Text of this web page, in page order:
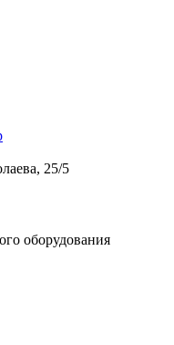
25/5
оборудования